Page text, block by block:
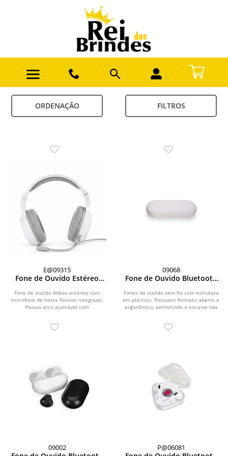
ORDENAÇÃO FILTROS
E@09315
Fone de Ouvido Estéreo
Fone de ouvido Ankoo estéreo com
microfone de haste flexível integrado.
Possui arco ajustável com
09068
Fone de Ouvido Bluetooth
Fones de ouvido sem fio com estrutura
em plástico. Possuem formato aberto e
ergonômico, permitindo o encaixe nas
09002 P@06081